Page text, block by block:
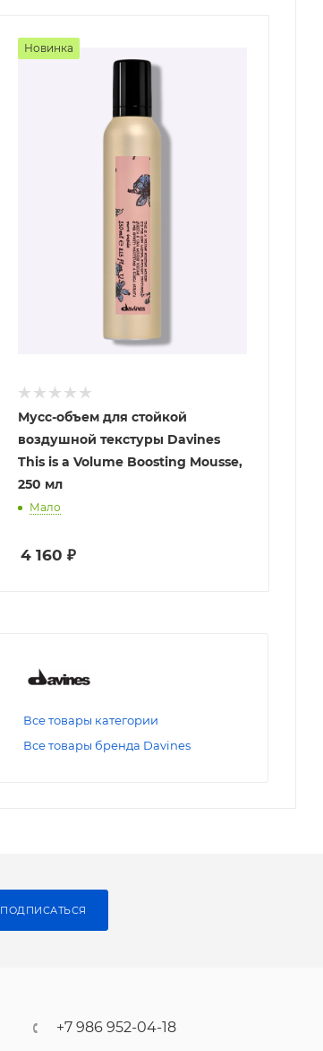
Новинка
Мусс-объем для стойкой
воздушной текстуры Davines
This is a Volume Boosting Mousse,
250 мл
Мало
4 160 ₽
Все товары категории
Все товары бренда Davines
ПОДПИСАТЬСЯ
+7 986 952-04-18